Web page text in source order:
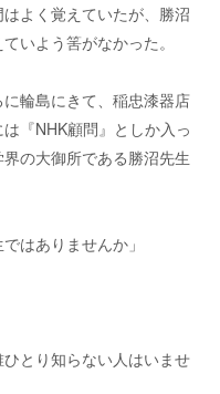
よく覚えていたが、勝沼
いよう筈がなかった。
輪島にきて、稲忠漆器店
『NHK顧問』としか入っ
の大御所である勝沼先生
はありませんか」
ひとり知らない人はいませ